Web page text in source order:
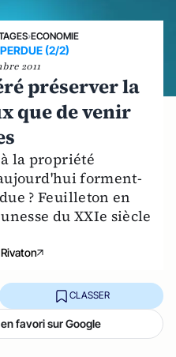
›ECONOMIE
(2/2)
2011
préserver la
que de venir
la propriété
forment-
? Feuilleton en
du XXIe siècle
CLASSER
favori sur Google